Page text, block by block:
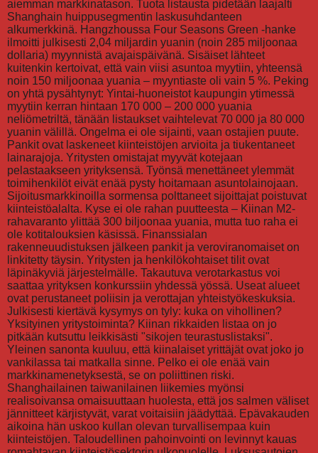
aiemman markkinatason. Tuota listausta pidetään laajalti
Shanghain huippusegmentin laskusuhdanteen
alkumerkkinä. Hangzhoussa Four Seasons Green -hanke
ilmoitti julkisesti 2,04 miljardin yuanin (noin 285 miljoonaa
dollaria) myynnistä avajaispäivänä. Sisäiset lähteet
kuitenkin kertoivat, että vain viisi asuntoa myytiin, yhteensä
noin 150 miljoonaa yuania – myyntiaste oli vain 5 %. Peking
on yhtä pysähtynyt: Yintai-huoneistot kaupungin ytimessä
myytiin kerran hintaan 170 000 – 200 000 yuania
neliömetriltä, tänään listaukset vaihtelevat 70 000 ja 80 000
yuanin välillä. Ongelma ei ole sijainti, vaan ostajien puute.
Pankit ovat laskeneet kiinteistöjen arvioita ja tiukentaneet
lainarajoja. Yritysten omistajat myyvät kotejaan
pelastaakseen yrityksensä. Työnsä menettäneet ylemmät
toimihenkilöt eivät enää pysty hoitamaan asuntolainojaan.
Sijoitusmarkkinoilla sormensa polttaneet sijoittajat poistuvat
kiinteistöalalta. Kyse ei ole rahan puutteesta – Kiinan M2-
rahavaranto ylittää 300 biljoonaa yuania, mutta tuo raha ei
ole kotitalouksien käsissä. Finanssialan
rakenneuudistuksen jälkeen pankit ja veroviranomaiset on
linkitetty täysin. Yritysten ja henkilökohtaiset tilit ovat
läpinäkyviä järjestelmälle. Takautuva verotarkastus voi
saattaa yrityksen konkurssiin yhdessä yössä. Useat alueet
ovat perustaneet poliisin ja verottajan yhteistyökeskuksia.
Julkisesti kiertävä kysymys on tyly: kuka on vihollinen?
Yksityinen yritystoiminta? Kiinan rikkaiden listaa on jo
pitkään kutsuttu leikkisästi "sikojen teurastuslistaksi".
Yleinen sanonta kuuluu, että kiinalaiset yrittäjät ovat joko jo
vankilassa tai matkalla sinne. Pelko ei ole enää vain
markkinamenetyksestä, se on poliittinen riski.
Shanghailainen taiwanilainen liikemies myönsi
realisoivansa omaisuuttaan huolesta, että jos salmen väliset
jännitteet kärjistyvät, varat voitaisiin jäädyttää. Epävakauden
aikoina hän uskoo kullan olevan turvallisempaa kuin
kiinteistöjen. Taloudellinen pahoinvointi on levinnyt kauas